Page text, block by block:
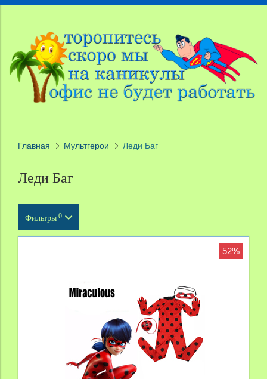
Главная Мультгерои Леди Баг
Леди Баг
Фильтры 0
52%